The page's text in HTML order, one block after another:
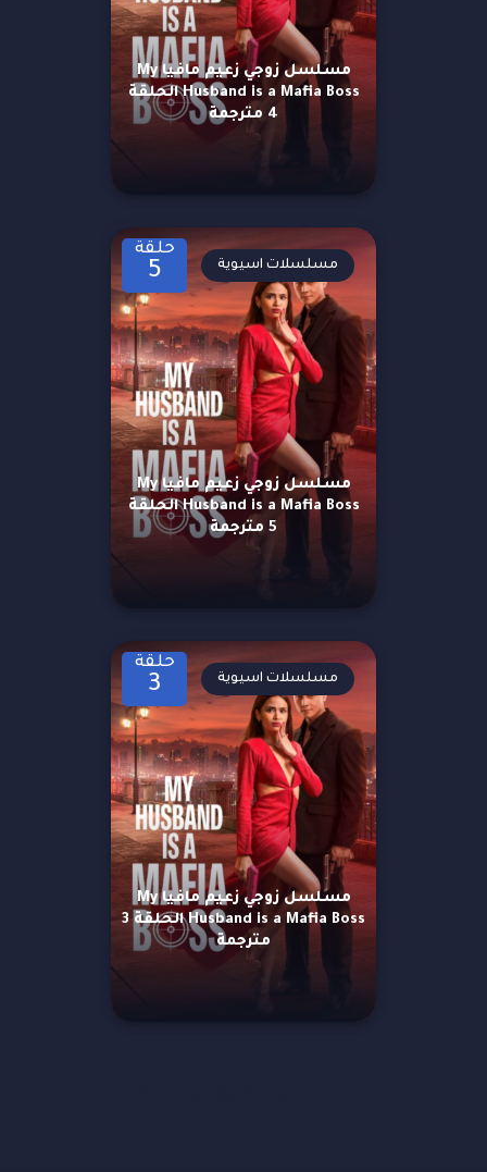
مسلسل زوجي زعيم مافيا My
Husband is a Mafia Boss الحلقة
4 مترجمة
حلقة
5
مسلسل زوجي زعيم مافيا My
Husband is a Mafia Boss الحلقة
5 مترجمة
مسلسلات اسيوية
حلقة
3
مسلسل زوجي زعيم مافيا My
Husband is a Mafia Boss الحلقة 3
مترجمة
مسلسلات اسيوية